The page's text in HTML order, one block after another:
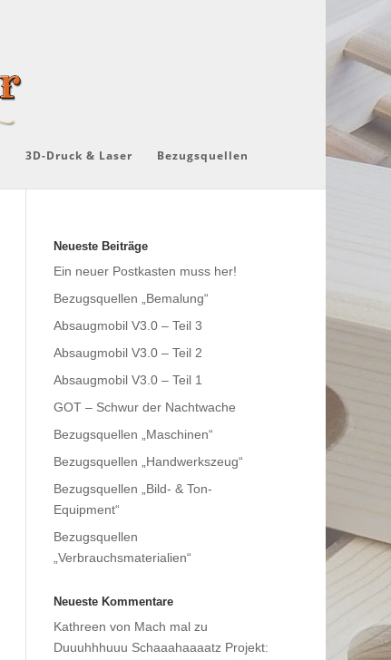
3D-Druck & Laser Bezugsquellen
Neueste Beiträge
Ein neuer Postkasten muss her!
Bezugsquellen „Bemalung“
Absaugmobil V3.0 – Teil 3
Absaugmobil V3.0 – Teil 2
Absaugmobil V3.0 – Teil 1
GOT – Schwur der Nachtwache
Bezugsquellen „Maschinen“
Bezugsquellen „Handwerkszeug“
Bezugsquellen „Bild- & Ton-
Equipment“
Bezugsquellen
„Verbrauchsmaterialien“
Neueste Kommentare
Kathreen von Mach mal zu
Duuuhhhuuu Schaaahaaaatz Projekt: